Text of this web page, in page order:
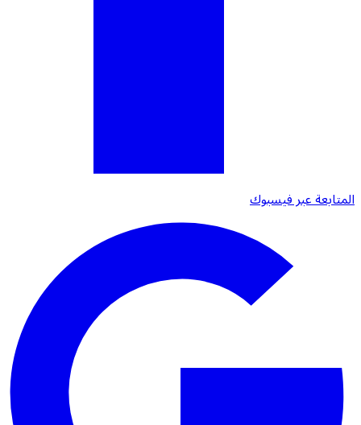
المتابعة عبر فيسبوك